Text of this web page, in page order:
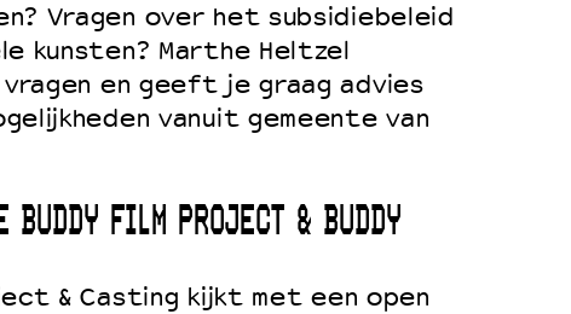
Vragen over het subsidiebeleid
kunsten? Marthe Heltzel
en geeft je graag advies
vanuit gemeente van
FILM PROJECT & BUDDY
& Casting kijkt met een open